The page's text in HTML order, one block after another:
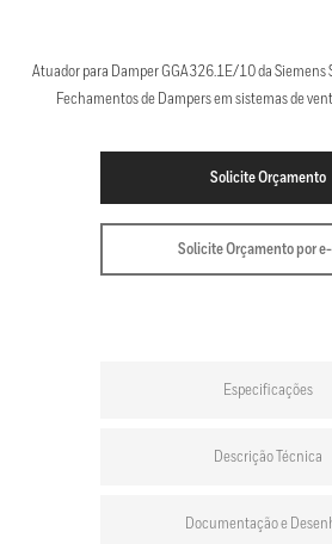
Atuador para Damper GGA326.1E/10 da Siemens
Fechamentos de Dampers em sistemas de
Solicite Orçamento
Solicite Orçamento por
Especificações
Descrição Técnica
Documentação e